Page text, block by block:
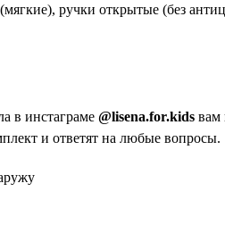
ручки открытые (без
в инстаграме @lisena.for.kids вам
и ответят на любые вопросы.